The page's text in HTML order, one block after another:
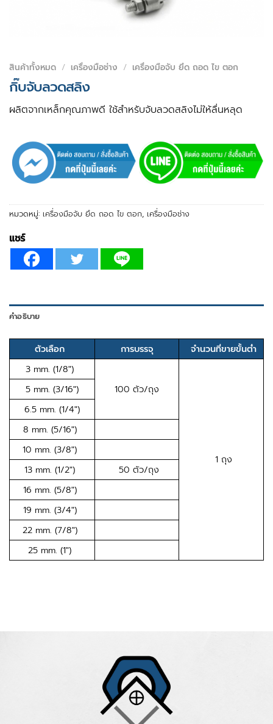
สินค้าทั้งหมด / เครื่องมือช่าง / เครื่องมือจับ ยึด ถอด ไข ตอก
กิ๊บจับลวดสลิง
ผลิตจากเหล็กคุณภาพดี ใช้สำหรับจับลวดสลิงไม่ให้ลื่นหลุด
หมวดหมู่: เครื่องมือจับ ยึด ถอด ไข ตอก, เครื่องมือช่าง
แชร์
คำอธิบาย
ตัวเลือก การบรรจุ
จำนวนที่ขายขั้นต่ำ
3 mm. (1/8″)
100 ตัว/ถุง
1 ถุง
5 mm. (3/16″)
6.5 mm. (1/4″)
8 mm. (5/16″)
10 mm. (3/8″)
13 mm. (1/2″)
50 ตัว/ถุง
16 mm. (5/8″)
19 mm. (3/4″)
22 mm. (7/8″)
25 mm. (1″)